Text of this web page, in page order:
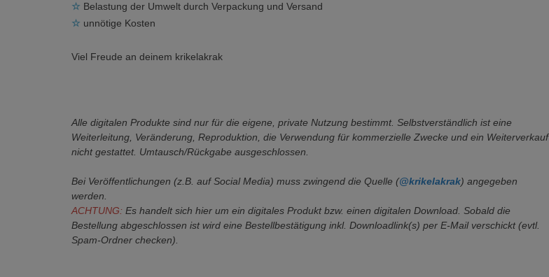
☆ Belastung der Umwelt durch Verpackung und Versand
☆ unnötige Kosten
Viel Freude an deinem krikelakrak
Alle digitalen Produkte sind nur für die eigene, private Nutzung bestimmt. Selbstverständlich ist eine
Weiterleitung, Veränderung, Reproduktion, die Verwendung für kommerzielle Zwecke und ein Weiterverkauf
nicht gestattet. Umtausch/Rückgabe ausgeschlossen.
Bei Veröffentlichungen (z.B. auf Social Media) muss zwingend die Quelle (@krikelakrak) angegeben
werden.
ACHTUNG: Es handelt sich hier um ein digitales Produkt bzw. einen digitalen Download. Sobald die
Bestellung abgeschlossen ist wird eine Bestellbestätigung inkl. Downloadlink(s) per E-Mail verschickt (evtl.
Spam-Ordner checken).